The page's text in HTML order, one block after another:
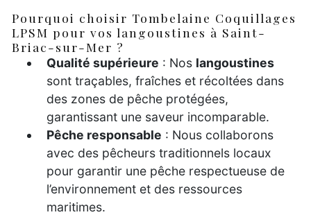
Pourquoi choisir Tombelaine Coquillages
LPSM pour vos langoustines à Saint-
Briac-sur-Mer ?
Qualité supérieure : Nos langoustines
sont traçables, fraîches et récoltées dans
des zones de pêche protégées,
garantissant une saveur incomparable.
Pêche responsable : Nous collaborons
avec des pêcheurs traditionnels locaux
pour garantir une pêche respectueuse de
l’environnement et des ressources
maritimes.